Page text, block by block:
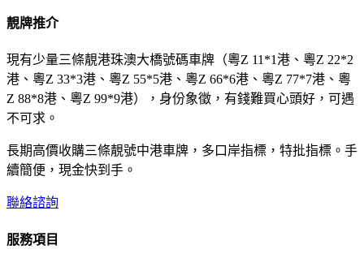
靚牌推介
現有少量三條靚港珠澳大橋號碼車牌（粵Z 11*1港、粵Z 22*2
港、粵Z 33*3港、粵Z 55*5港、粵Z 66*6港、粵Z 77*7港、粵
Z 88*8港、粵Z 99*9港），身份象徵，有錢難買心頭好，可遇
不可求。
長期高價收購三條靚號中港車牌，多口岸指標，特批指標。手
續簡便，現金快到手。
聯絡諮詢
服務項目